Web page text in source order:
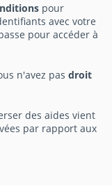
pour
avec votre
pour accéder à
n'avez pas droit
des aides vient
par rapport aux